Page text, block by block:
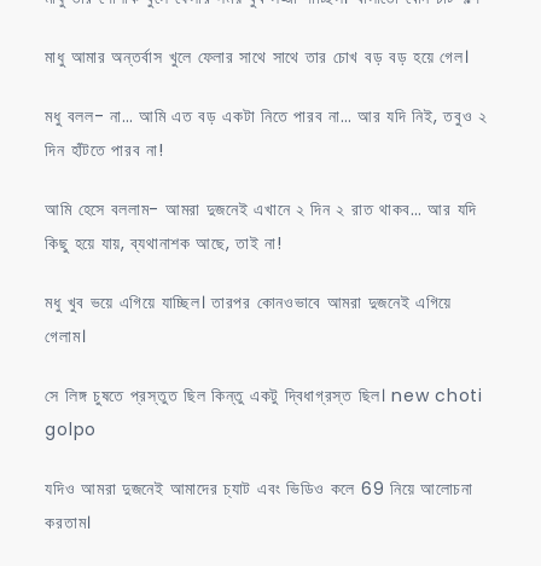
মাধু আমার অন্তর্বাস খুলে ফেলার সাথে সাথে তার চোখ বড় বড় হয়ে গেল।
মধু বলল- না… আমি এত বড় একটা নিতে পারব না… আর যদি নিই, তবুও ২
দিন হাঁটতে পারব না!
আমি হেসে বললাম- আমরা দুজনেই এখানে ২ দিন ২ রাত থাকব… আর যদি
কিছু হয়ে যায়, ব্যথানাশক আছে, তাই না!
মধু খুব ভয়ে এগিয়ে যাচ্ছিল। তারপর কোনওভাবে আমরা দুজনেই এগিয়ে
গেলাম।
সে লিঙ্গ চুষতে প্রস্তুত ছিল কিন্তু একটু দ্বিধাগ্রস্ত ছিল। new choti
golpo
যদিও আমরা দুজনেই আমাদের চ্যাট এবং ভিডিও কলে 69 নিয়ে আলোচনা
করতাম।